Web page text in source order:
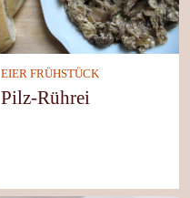
EIER FRÜHSTÜCK
Pilz-Rührei